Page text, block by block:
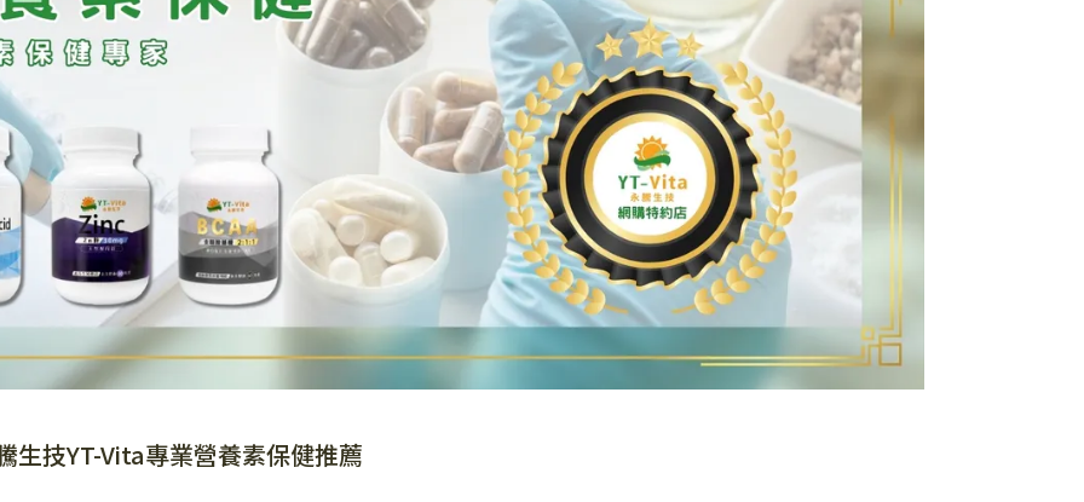
生技YT-Vita專業營養素保健推薦